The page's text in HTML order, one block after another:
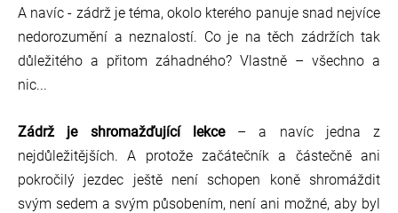
A navíc - zádrž je téma, okolo kterého panuje snad nejvíce
nedorozumění a neznalostí. Co je na těch zádržích tak
důležitého a přitom záhadného? Vlastně – všechno a
nic...
Zádrž je shromažďující lekce– a navíc jedna z
nejdůležitějších. A protože začátečník a částečně ani
pokročilý jezdec ještě není schopen koně shromáždit
svým sedem a svým působením, není ani možné, aby byl